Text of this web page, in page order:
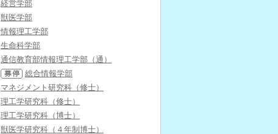
経営学部
獣医学部
情報理工学部
生命科学部
通信教育部情報理工学部（通）
総合情報学部
マネジメント研究科（修士）
理工学研究科（修士）
理工学研究科（博士）
獣医学研究科（４年制博士）